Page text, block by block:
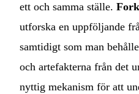
ett och samma ställe.
utforska en uppföljande
samtidigt som man
och artefakterna från det
nyttig mekanism för att